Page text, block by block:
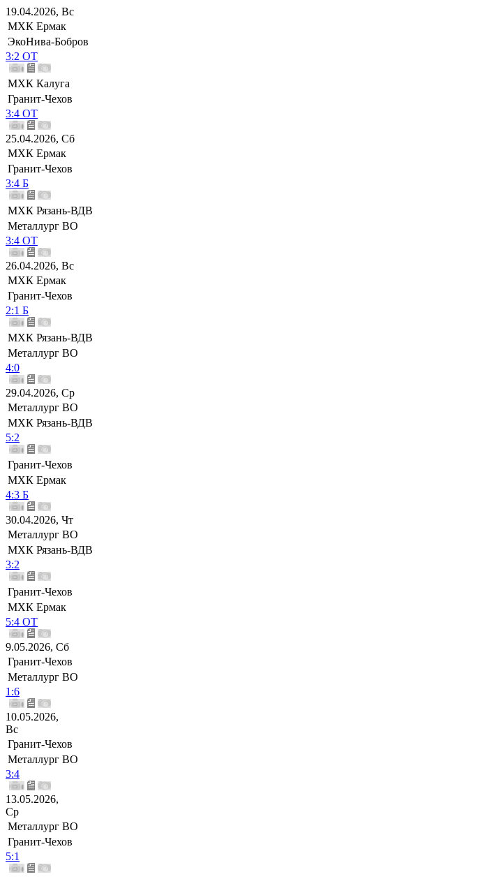
19.04.2026, Вс
МХК Ермак
ЭкоНива-Бобров
3:2 ОТ
МХК Калуга
Гранит-Чехов
3:4 ОТ
25.04.2026, Сб
МХК Ермак
Гранит-Чехов
3:4 Б
МХК Рязань-ВДВ
Металлург ВО
3:4 ОТ
26.04.2026, Вс
МХК Ермак
Гранит-Чехов
2:1 Б
МХК Рязань-ВДВ
Металлург ВО
4:0
29.04.2026, Ср
Металлург ВО
МХК Рязань-ВДВ
5:2
Гранит-Чехов
МХК Ермак
4:3 Б
30.04.2026, Чт
Металлург ВО
МХК Рязань-ВДВ
3:2
Гранит-Чехов
МХК Ермак
5:4 ОТ
9.05.2026, Сб
Гранит-Чехов
Металлург ВО
1:6
10.05.2026,
Вс
Гранит-Чехов
Металлург ВО
3:4
13.05.2026,
Ср
Металлург ВО
Гранит-Чехов
5:1